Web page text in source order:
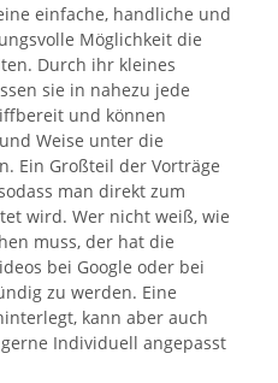
einfache, handliche und
Möglichkeit die
Durch ihr kleines
sie in nahezu jede
und können
Weise unter die
Ein Großteil der Vorträge
man direkt zum
wird. Wer nicht weiß, wie
muss, der hat die
bei Google oder bei
zu werden. Eine
kann aber auch
Individuell angepasst